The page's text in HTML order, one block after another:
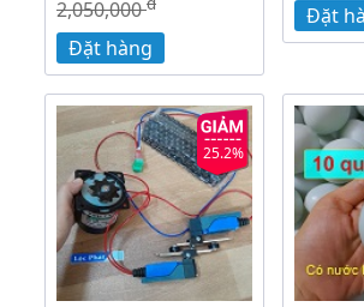
2,050,000
Đặt hàng
Đặt
25.2%